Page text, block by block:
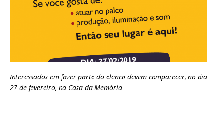
Interessados em fazer parte do elenco devem comparecer, no dia
27 de fevereiro, na Casa da Memória